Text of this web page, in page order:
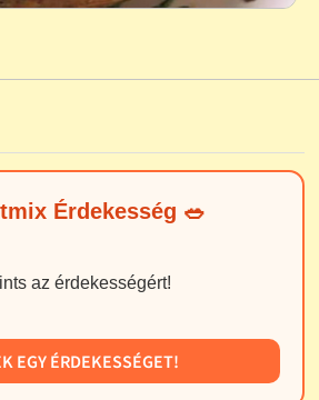
Érdekesség 🥗
az érdekességért!
EGY ÉRDEKESSÉGET!